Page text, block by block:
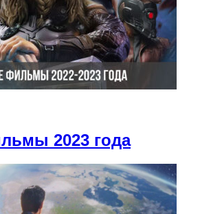
2023 года